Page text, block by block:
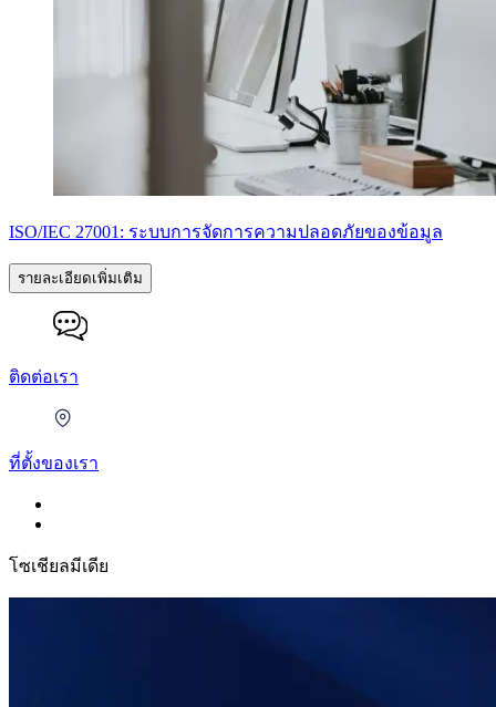
ISO/IEC 27001: ระบบการจัดการความปลอดภัยของข้อมูล
รายละเอียดเพิ่มเติม
ติดต่อเรา
ที่ตั้งของเรา
โซเชียลมีเดีย